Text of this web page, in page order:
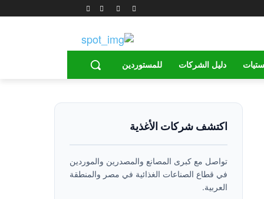
دليل الشركات للمستوردين
اكتشف شركات الأغذية
تواصل مع كبرى المصانع والمصدرين والموردين
في قطاع الصناعات الغذائية في مصر والمنطقة
العربية.